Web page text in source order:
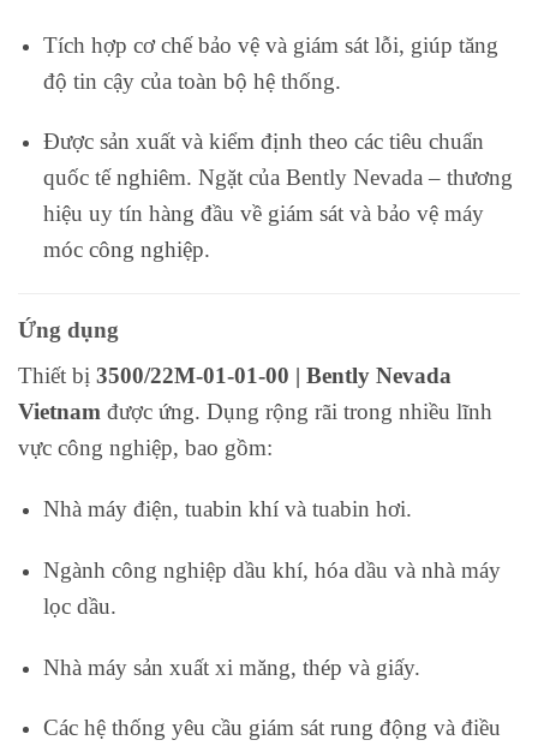
Tích hợp cơ chế bảo vệ và giám sát lỗi, giúp tăng
độ tin cậy của toàn bộ hệ thống.
Được sản xuất và kiểm định theo các tiêu chuẩn
quốc tế nghiêm. Ngặt của Bently Nevada – thương
hiệu uy tín hàng đầu về giám sát và bảo vệ máy
móc công nghiệp.
Ứng dụng
Thiết bị 3500/22M-01-01-00 | Bently Nevada
Vietnam được ứng. Dụng rộng rãi trong nhiều lĩnh
vực công nghiệp, bao gồm:
Nhà máy điện, tuabin khí và tuabin hơi.
Ngành công nghiệp dầu khí, hóa dầu và nhà máy
lọc dầu.
Nhà máy sản xuất xi măng, thép và giấy.
Các hệ thống yêu cầu giám sát rung động và điều